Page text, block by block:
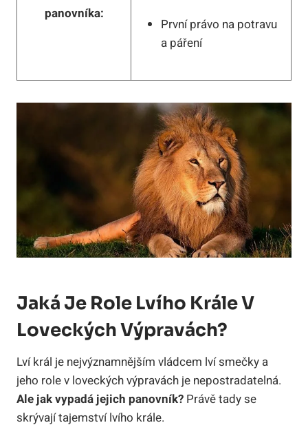
panovníka:
První právo na potravu
a páření
Jaká Je Role Lvího Krále V
Loveckých Výpravách?
Lví král je nejvýznamnějším vládcem lví smečky a
jeho role v loveckých výpravách je nepostradatelná.
Ale jak vypadá jejich panovník? Právě tady se
skrývají tajemství lvího krále.